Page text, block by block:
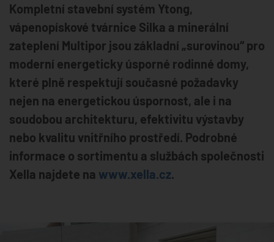
Kompletní stavební systém Ytong,
vápenopískové tvárnice Silka a minerální
zateplení Multipor jsou základní „surovinou“ pro
moderní energeticky úsporné rodinné domy,
které plně respektují současné požadavky
nejen na energetickou úspornost, ale i na
soudobou architekturu, efektivitu výstavby
nebo kvalitu vnitřního prostředí. Podrobné
informace o sortimentu a službách společnosti
Xella najdete na www.xella.cz.